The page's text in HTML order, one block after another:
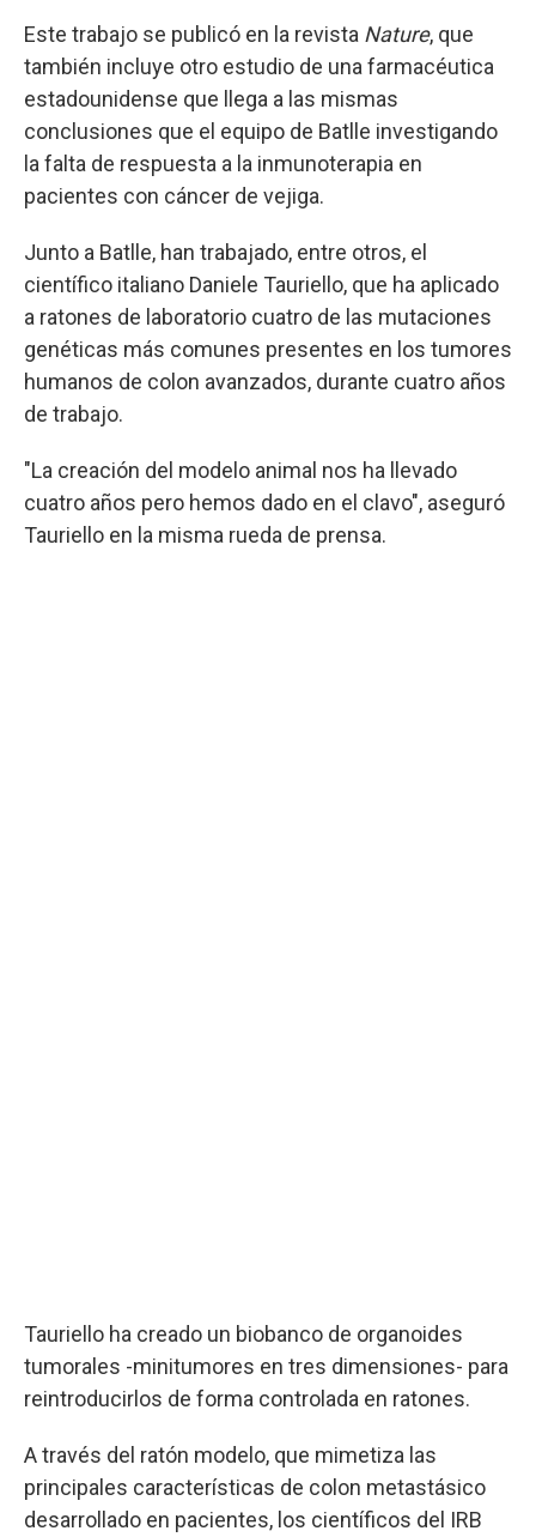
Este trabajo se publicó en la revista Nature, que
también incluye otro estudio de una farmacéutica
estadounidense que llega a las mismas
conclusiones que el equipo de Batlle investigando
la falta de respuesta a la inmunoterapia en
pacientes con cáncer de vejiga.
Junto a Batlle, han trabajado, entre otros, el
científico italiano Daniele Tauriello, que ha aplicado
a ratones de laboratorio cuatro de las mutaciones
genéticas más comunes presentes en los tumores
humanos de colon avanzados, durante cuatro años
de trabajo.
"La creación del modelo animal nos ha llevado
cuatro años pero hemos dado en el clavo", aseguró
Tauriello en la misma rueda de prensa.
Tauriello ha creado un biobanco de organoides
tumorales -minitumores en tres dimensiones- para
reintroducirlos de forma controlada en ratones.
A través del ratón modelo, que mimetiza las
principales características de colon metastásico
desarrollado en pacientes, los científicos del IRB